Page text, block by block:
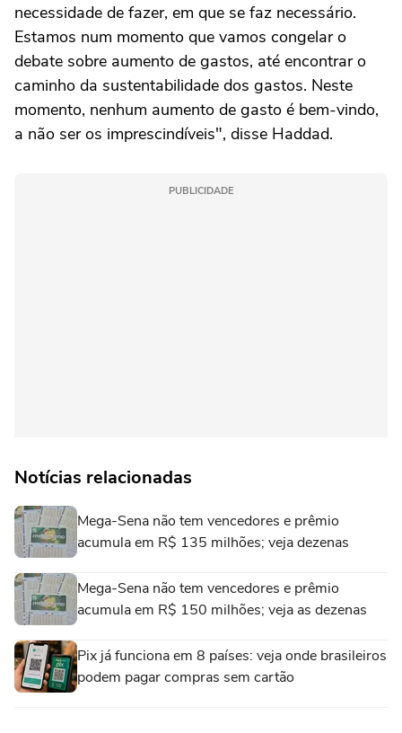
necessidade de fazer, em que se faz necessário.
Estamos num momento que vamos congelar o
debate sobre aumento de gastos, até encontrar o
caminho da sustentabilidade dos gastos. Neste
momento, nenhum aumento de gasto é bem-vindo,
a não ser os imprescindíveis", disse Haddad.
PUBLICIDADE
Notícias relacionadas
Mega-Sena não tem vencedores e prêmio
acumula em R$ 135 milhões; veja dezenas
Mega-Sena não tem vencedores e prêmio
acumula em R$ 150 milhões; veja as dezenas
Pix já funciona em 8 países: veja onde brasileiros
podem pagar compras sem cartão